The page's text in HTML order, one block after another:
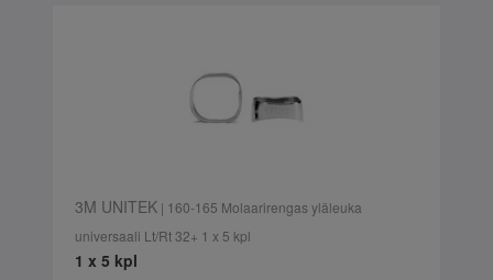
3M UNITEK| 160-165 Molaarirengas yläleuka
universaali Lt/Rt 32+ 1 x 5 kpl
1 x 5 kpl